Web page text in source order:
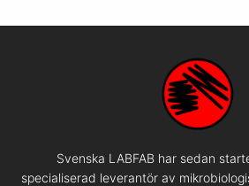
Svenska LABFAB har sedan
specialiserad leverantör av